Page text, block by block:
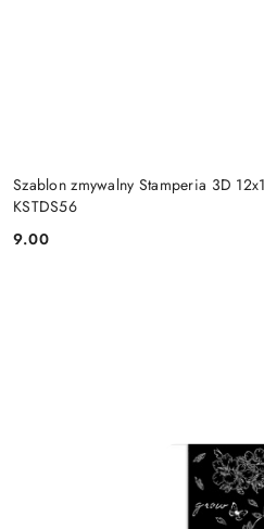
Szablon zmywalny Stamperia 3D
KSTDS56
Cena:
9.00